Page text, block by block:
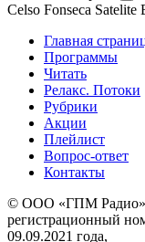
Celso Fonseca Satelite
Главная
Программы
Читать
Релакс. Потоки
Рубрики
Акции
Плейлист
Вопрос-ответ
Контакты
© ООО «ГПМ Радио»,
регистрационный
09.09.2021 года,